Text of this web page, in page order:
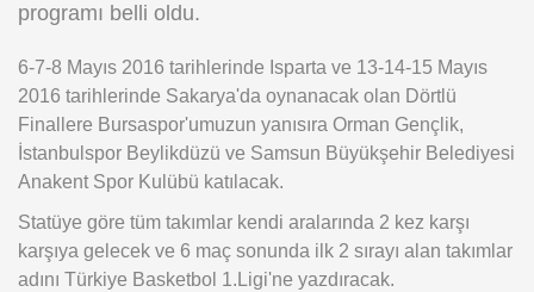
iOS
programı belli oldu.
6-7-8 Mayıs 2016 tarihlerinde Isparta ve 13-14-15 Mayıs
2016 tarihlerinde Sakarya'da oynanacak olan Dörtlü
Finallere Bursaspor'umuzun yanısıra Orman Gençlik,
İstanbulspor Beylikdüzü ve Samsun Büyükşehir Belediyesi
Anakent Spor Kulübü katılacak.
Statüye göre tüm takımlar kendi aralarında 2 kez karşı
karşıya gelecek ve 6 maç sonunda ilk 2 sırayı alan takımlar
adını Türkiye Basketbol 1.Ligi'ne yazdıracak.